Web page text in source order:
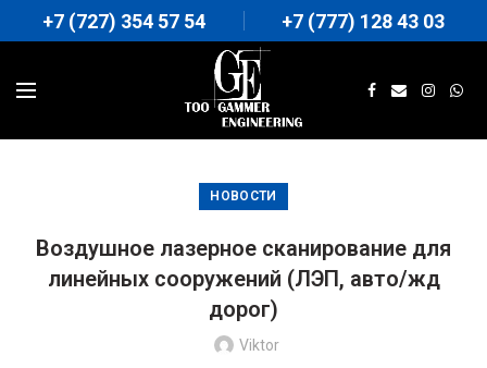
+7 (727) 354 57 54 +7 (777) 128 43 03
НОВОСТИ
Воздушное лазерное сканирование для
линейных сооружений (ЛЭП, авто/жд
дорог)
Viktor